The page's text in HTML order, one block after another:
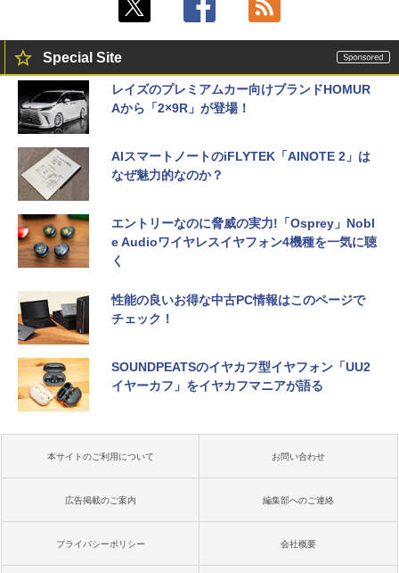
Special Site
レイズのプレミアムカー向けブランドHOMUR
Aから「2×9R」が登場！
AIスマートノートのiFLYTEK「AINOTE 2」は
なぜ魅力的なのか？
エントリーなのに脅威の実力!「Osprey」Nobl
e Audioワイヤレスイヤフォン4機種を一気に聴
く
性能の良いお得な中古PC情報はこのページで
チェック！
SOUNDPEATSのイヤカフ型イヤフォン「UU2
イヤーカフ」をイヤカフマニアが語る
本サイトのご利用について お問い合わせ
広告掲載のご案内 編集部へのご連絡
プライバシーポリシー 会社概要